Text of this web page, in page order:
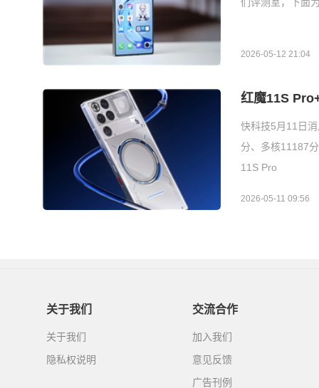
2026-05-12 21:04
红魔11S
快科技5月11日
分、多核11187
11S Pro
2026-05-11 09:56
关于我们
关于我们
隐私权说明
交流合作
加入我们
意见反馈
广告刊例